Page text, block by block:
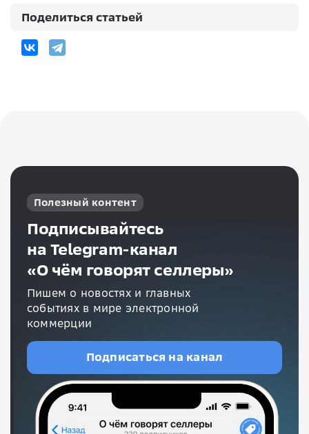
Поделиться статьей
Полезный контент
Подписывайтесь
на Telegram-канал
«О чём говорят селлеры»
Пишем о новостях и главных
событиях в мире электронной
коммерции
Подписаться на канал